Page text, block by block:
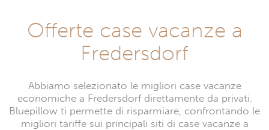
Offerte case vacanze a
Fredersdorf
Abbiamo selezionato le migliori case vacanze
economiche a Fredersdorf direttamente da privati.
Bluepillow ti permette di risparmiare, confrontando le
migliori tariffe sui principali siti di case vacanze a